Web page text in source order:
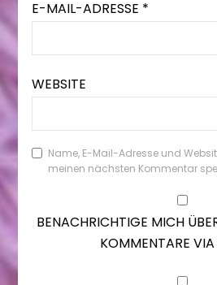
E-MAIL-ADRESSE *
WEBSITE
Name, E-Mail-Adresse und
meinen nächsten Kommentar
BENACHRICHTIGE MICH
KOMMENTARE